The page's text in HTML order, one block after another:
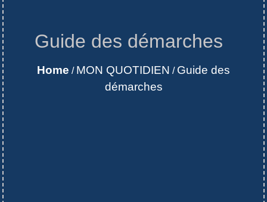
Guide des démarches
Home / MON QUOTIDIEN / Guide des
démarches